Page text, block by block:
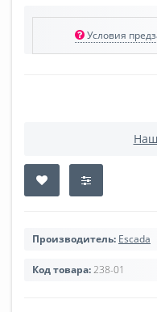
Условия
Производитель: Escada
Код товара:238-01